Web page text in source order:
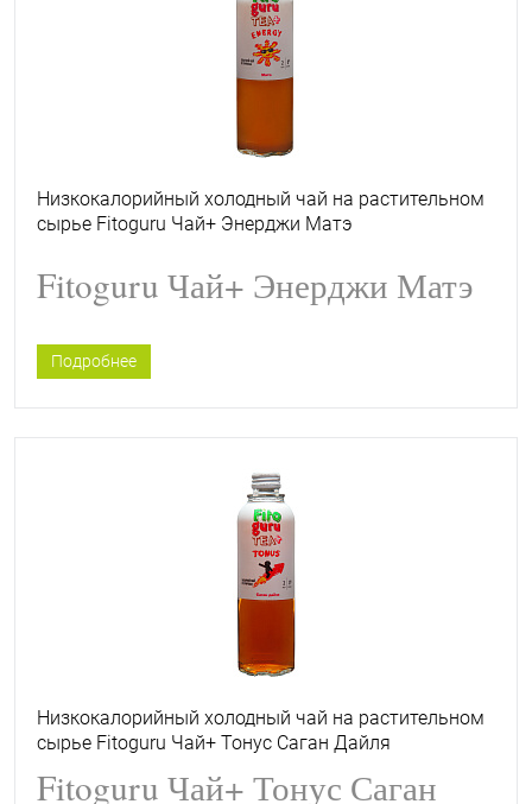
Низкокалорийный холодный чай на растительном
сырье Fitoguru Чай+ Энерджи Матэ
Fitoguru Чай+ Энерджи Матэ
Подробнее
Низкокалорийный холодный чай на растительном
сырье Fitoguru Чай+ Тонус Саган Дайля
Fitoguru Чай+ Тонус Саган